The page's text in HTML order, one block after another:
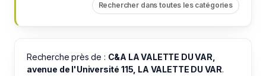
Rechercher dans toutes les catégories
Recherche près de : C&A LA VALETTE DU VAR,
avenue de l'Université 115, LA VALETTE DU VAR.